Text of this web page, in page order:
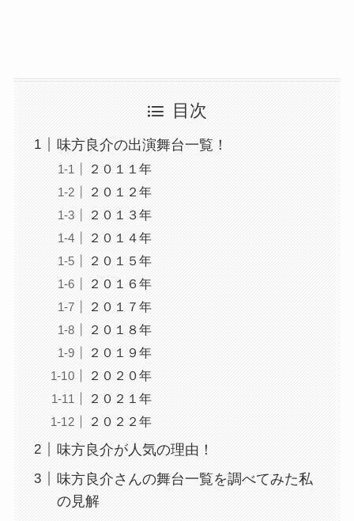
目次
味方良介の出演舞台一覧！
２０１１年
２０１２年
２０１３年
２０１４年
２０１５年
２０１６年
２０１７年
２０１８年
２０１９年
２０２０年
２０２１年
２０２２年
味方良介が人気の理由！
味方良介さんの舞台一覧を調べてみた私
の見解